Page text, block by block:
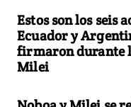
Estos son los seis
Ecuador y
firmaron durante
Milei